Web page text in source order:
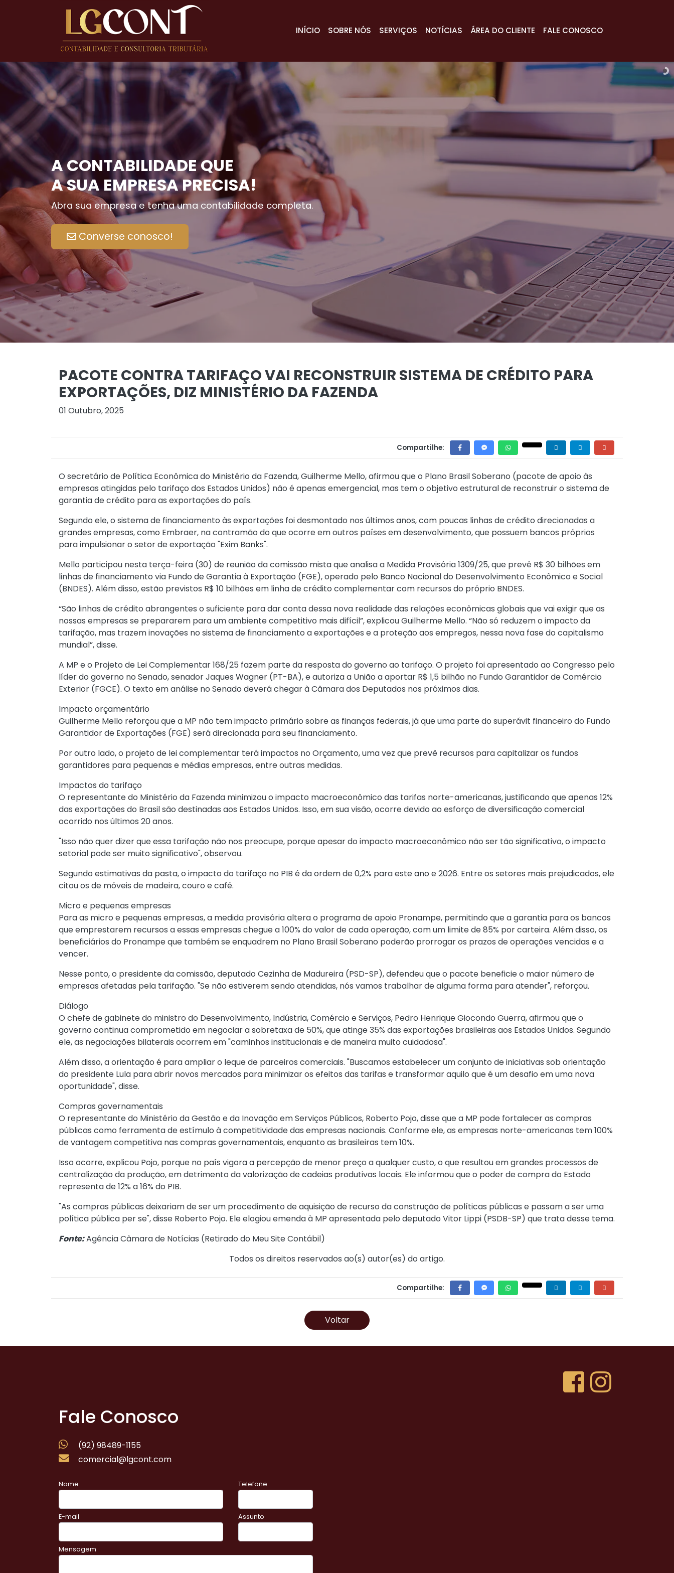
INÍCIO SOBRE NÓS SERVIÇOS NOTÍCIAS ÁREA DO CLIENTE FALE CONOSCO
A CONTABILIDADE QUE
A SUA EMPRESA PRECISA!
Abra sua empresa e tenha uma contabilidade completa.
Converse conosco!
PACOTE CONTRA TARIFAÇO VAI RECONSTRUIR SISTEMA DE CRÉDITO PARA
EXPORTAÇÕES, DIZ MINISTÉRIO DA FAZENDA
01 Outubro, 2025
Compartilhe:
O secretário de Política Econômica do Ministério da Fazenda, Guilherme Mello, afirmou que o Plano Brasil Soberano (pacote de apoio às
empresas atingidas pelo tarifaço dos Estados Unidos) não é apenas emergencial, mas tem o objetivo estrutural de reconstruir o sistema de
garantia de crédito para as exportações do país.
Segundo ele, o sistema de financiamento às exportações foi desmontado nos últimos anos, com poucas linhas de crédito direcionadas a
grandes empresas, como Embraer, na contramão do que ocorre em outros países em desenvolvimento, que possuem bancos próprios
para impulsionar o setor de exportação "Exim Banks".
Mello participou nesta terça-feira (30) de reunião da comissão mista que analisa a Medida Provisória 1309/25, que prevê R$ 30 bilhões em
linhas de financiamento via Fundo de Garantia à Exportação (FGE), operado pelo Banco Nacional do Desenvolvimento Econômico e Social
(BNDES). Além disso, estão previstos R$ 10 bilhões em linha de crédito complementar com recursos do próprio BNDES.
“São linhas de crédito abrangentes o suficiente para dar conta dessa nova realidade das relações econômicas globais que vai exigir que as
nossas empresas se prepararem para um ambiente competitivo mais difícil”, explicou Guilherme Mello. “Não só reduzem o impacto da
tarifação, mas trazem inovações no sistema de financiamento a exportações e a proteção aos empregos, nessa nova fase do capitalismo
mundial”, disse.
A MP e o Projeto de Lei Complementar 168/25 fazem parte da resposta do governo ao tarifaço. O projeto foi apresentado ao Congresso pelo
líder do governo no Senado, senador Jaques Wagner (PT-BA), e autoriza a União a aportar R$ 1,5 bilhão no Fundo Garantidor de Comércio
Exterior (FGCE). O texto em análise no Senado deverá chegar à Câmara dos Deputados nos próximos dias.
Impacto orçamentário
Guilherme Mello reforçou que a MP não tem impacto primário sobre as finanças federais, já que uma parte do superávit financeiro do Fundo
Garantidor de Exportações (FGE) será direcionada para seu financiamento.
Por outro lado, o projeto de lei complementar terá impactos no Orçamento, uma vez que prevê recursos para capitalizar os fundos
garantidores para pequenas e médias empresas, entre outras medidas.
Impactos do tarifaço
O representante do Ministério da Fazenda minimizou o impacto macroeconômico das tarifas norte-americanas, justificando que apenas 12%
das exportações do Brasil são destinadas aos Estados Unidos. Isso, em sua visão, ocorre devido ao esforço de diversificação comercial
ocorrido nos últimos 20 anos.
"Isso não quer dizer que essa tarifação não nos preocupe, porque apesar do impacto macroeconômico não ser tão significativo, o impacto
setorial pode ser muito significativo", observou.
Segundo estimativas da pasta, o impacto do tarifaço no PIB é da ordem de 0,2% para este ano e 2026. Entre os setores mais prejudicados, ele
citou os de móveis de madeira, couro e café.
Micro e pequenas empresas
Para as micro e pequenas empresas, a medida provisória altera o programa de apoio Pronampe, permitindo que a garantia para os bancos
que emprestarem recursos a essas empresas chegue a 100% do valor de cada operação, com um limite de 85% por carteira. Além disso, os
beneficiários do Pronampe que também se enquadrem no Plano Brasil Soberano poderão prorrogar os prazos de operações vencidas e a
vencer.
Nesse ponto, o presidente da comissão, deputado Cezinha de Madureira (PSD-SP), defendeu que o pacote beneficie o maior número de
empresas afetadas pela tarifação. "Se não estiverem sendo atendidas, nós vamos trabalhar de alguma forma para atender", reforçou.
Diálogo
O chefe de gabinete do ministro do Desenvolvimento, Indústria, Comércio e Serviços, Pedro Henrique Giocondo Guerra, afirmou que o
governo continua comprometido em negociar a sobretaxa de 50%, que atinge 35% das exportações brasileiras aos Estados Unidos. Segundo
ele, as negociações bilaterais ocorrem em "caminhos institucionais e de maneira muito cuidadosa".
Além disso, a orientação é para ampliar o leque de parceiros comerciais. "Buscamos estabelecer um conjunto de iniciativas sob orientação
do presidente Lula para abrir novos mercados para minimizar os efeitos das tarifas e transformar aquilo que é um desafio em uma nova
oportunidade", disse.
Compras governamentais
O representante do Ministério da Gestão e da Inovação em Serviços Públicos, Roberto Pojo, disse que a MP pode fortalecer as compras
públicas como ferramenta de estímulo à competitividade das empresas nacionais. Conforme ele, as empresas norte-americanas tem 100%
de vantagem competitiva nas compras governamentais, enquanto as brasileiras tem 10%.
Isso ocorre, explicou Pojo, porque no país vigora a percepção de menor preço a qualquer custo, o que resultou em grandes processos de
centralização da produção, em detrimento da valorização de cadeias produtivas locais. Ele informou que o poder de compra do Estado
representa de 12% a 16% do PIB.
"As compras públicas deixariam de ser um procedimento de aquisição de recurso da construção de políticas públicas e passam a ser uma
política pública per se", disse Roberto Pojo. Ele elogiou emenda à MP apresentada pelo deputado Vitor Lippi (PSDB-SP) que trata desse tema.
Fonte:Agência Câmara de Notícias (Retirado do Meu Site Contábil)
Todos os direitos reservados ao(s) autor(es) do artigo.
Compartilhe:
Voltar
Fale Conosco
(92) 98489-1155
comercial@lgcont.com
Nome Telefone
E-mail Assunto
Mensagem